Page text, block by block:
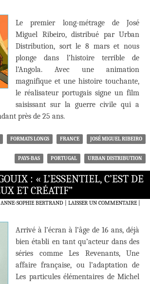
Le premier long-métrage de José
Miguel Ribeiro, distribué par Urban
Distribution, sort le 8 mars et nous
plonge dans l’histoire terrible de
l’Angola. Avec une animation
magnifique et une histoire touchante,
le réalisateur portugais signe un film
saisissant sur la guerre civile qui a
près de 25 ans.
FORMATS LONGS FRANCE JOSÉ MIGUEL RIBEIRO
PAYS-BAS PORTUGAL URBAN DISTRIBUTION
: « L’ESSENTIEL, C’EST DE
ET CRÉATIF”
ANNE-SOPHIE BERTRAND LAISSER UN COMMENTAIRE|
Arrivé à l’écran à l’âge de 16 ans, déjà
bien établi en tant qu’acteur dans des
séries comme Les Revenants, Une
affaire française, ou l’adaptation de
Les particules élémentaires de Michel